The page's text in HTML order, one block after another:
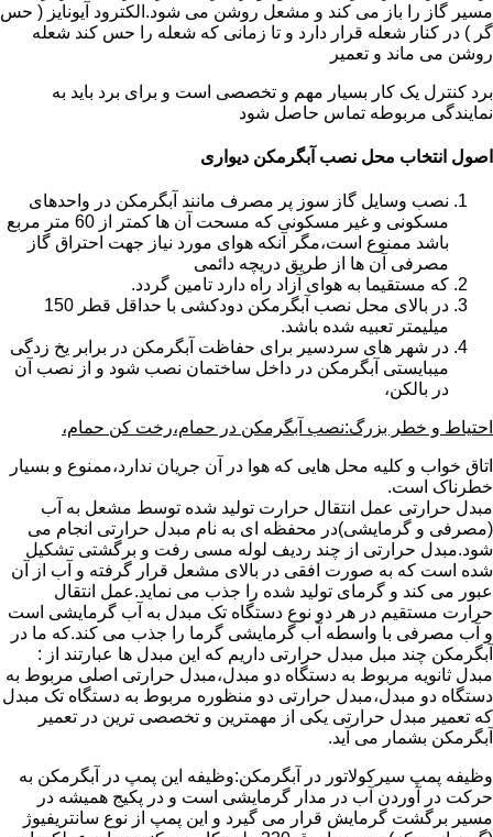
مسیر گاز را باز می کند و مشعل روشن می شود.الکترود آیونایز ( حس
گر ) در کنار شعله قرار دارد و تا زمانی که شعله را حس کند شعله
روشن می ماند و تعمیر
برد کنترل یک کار بسیار مهم و تخصصی است و برای برد باید به
نمایندگی مربوطه تماس حاصل شود
اصول انتخاب محل نصب آبگرمکن دیواری
نصب وسایل گاز سوز پر مصرف مانند آبگرمکن در واحدهای
مسکونی و غیر مسکونی که مسحت آن ها کمتر از 60 متر مربع
باشد ممنوع است،مگر آنکه هوای مورد نیاز جهت احتراق گاز
مصرفی آن ها از طریق دریچه دائمی
که مستقیما به هوای آزاد راه دارد تامین گردد.
در بالای محل نصب آبگرمکن دودکشی با حداقل قطر 150
میلیمتر تعبیه شده باشد.
در شهر های سردسیر برای حفاظت آبگرمکن در برابر یخ زدگی
میبایستی آبگرمکن در داخل ساختمان نصب شود و از نصب آن
در بالکن،
احتیاط و خطر بزرگ:نصب آبگرمکن در حمام،رخت کن حمام،
اتاق خواب و کلیه محل هایی که هوا در آن جریان ندارد،ممنوع و بسیار
خطرناک است.
مبدل حرارتی عمل انتقال حرارت تولید شده توسط مشعل به آب
(مصرفی و گرمایشی)در محفظه ای به نام مبدل حرارتی انجام می
شود.مبدل حرارتی از چند ردیف لوله مسی رفت و برگشتی تشکیل
شده است که به صورت افقی در بالای مشعل قرار گرفته و آب از آن
عبور می کند و گرمای تولید شده را جذب می نماید.عمل انتقال
حرارت مستقیم در هر دو نوع دستگاه تک مبدل به آب گرمایشی است
و آب مصرفی با واسطه آب گرمایشی گرما را جذب می کند.که ما در
آبگرمکن چند مبل مبدل حرارتی داریم که این مبدل ها عبارتند از :
مبدل ثانویه مربوط به دستگاه دو مبدل،مبدل حرارتی اصلی مربوط به
دستگاه دو مبدل،مبدل حرارتی دو منظوره مربوط به دستگاه تک مبدل
که تعمیر مبدل حرارتی یکی از مهمترین و تخصصی ترین در تعمیر
آبگرمکن بشمار می آید.
وظیفه پمپ سیرکولاتور در آبگرمکن:وظیفه این پمپ در آبگرمکن به
حرکت در آوردن آب در مدار گرمایشی است و در پکیج همیشه در
مسیر برگشت گرمایش قرار می گیرد و این پمپ از نوع سانتریفیوژ